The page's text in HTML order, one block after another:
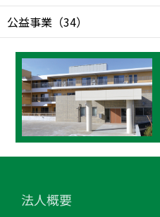
公益事業 （34）
法人概要